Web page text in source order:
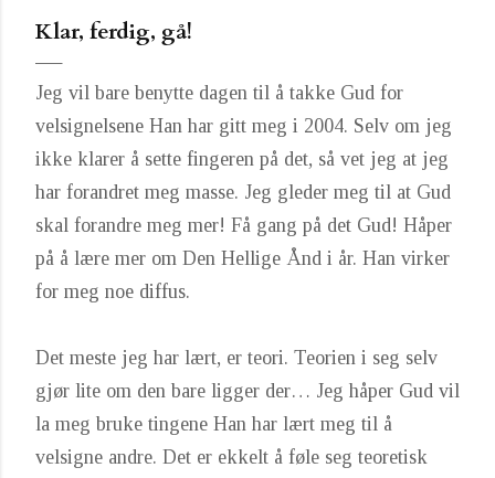
Klar, ferdig, gå!
Jeg vil bare benytte dagen til å takke Gud for
velsignelsene Han har gitt meg i 2004. Selv om jeg
ikke klarer å sette fingeren på det, så vet jeg at jeg
har forandret meg masse. Jeg gleder meg til at Gud
skal forandre meg mer! Få gang på det Gud! Håper
på å lære mer om Den Hellige Ånd i år. Han virker
for meg noe diffus.
Det meste jeg har lært, er teori. Teorien i seg selv
gjør lite om den bare ligger der… Jeg håper Gud vil
la meg bruke tingene Han har lært meg til å
velsigne andre. Det er ekkelt å føle seg teoretisk